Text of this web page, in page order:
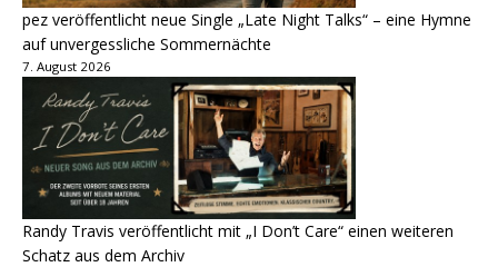
pez veröffentlicht neue Single „Late Night Talks“ – eine Hymne
auf unvergessliche Sommernächte
7. August 2026
Randy Travis veröffentlicht mit „I Don’t Care“ einen weiteren
Schatz aus dem Archiv